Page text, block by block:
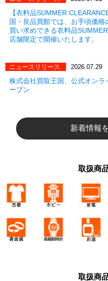
【衣料品SUMMER
国・良品買館では、お手頃価
買い求めできる衣料品
店舗限定で開催いたします。
ニュースリリース 2026.07.29
株式会社買取王国、公式オン
ープン
新着情報
取扱商
取扱商